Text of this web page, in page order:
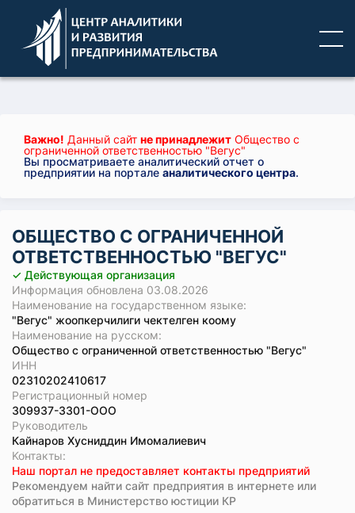
Важно! Данный сайт не принадлежит Общество с
ограниченной ответственностью "Вегус"
Вы просматриваете аналитический отчет о
предприятии на портале аналитического центра.
ОБЩЕСТВО С ОГРАНИЧЕННОЙ
ОТВЕТСТВЕННОСТЬЮ "ВЕГУС"
✓ Действующая организация
Информация обновлена 03.08.2026
Наименование на государственном языке:
"Вегус" жоопкерчилиги чектелген коому
Наименование на русском:
Общество с ограниченной ответственностью "Вегус"
ИНН
02310202410617
Регистрационный номер
309937-3301-ООО
Руководитель
Кайнаров Хусниддин Имомалиевич
Koнтaкты:
Наш портал не предоставляет контакты предприятий
Рекомендуем найти сайт предприятия в интернете или
обратиться в Министерство юстиции КР